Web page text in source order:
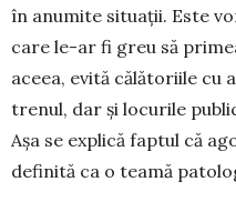
în anumite situații. Este
care le-ar fi greu să
aceea, evi­tă călătoriile cu
trenul, dar și locurile
Așa se ex­pli­că faptul că
definită ca o teamă